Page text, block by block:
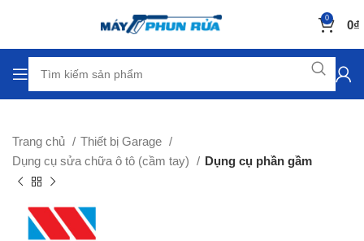
0 0₫
Trang chủ
Thiết bị Garage
Dụng cụ sửa chữa ô tô (cầm tay)
Dụng cụ phần gầm